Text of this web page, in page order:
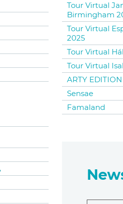
Tour Virtual
Birmingham
Tour Virtual
2025
Tour Virtual
Tour Virtual
ARTY
Sensae
Famaland